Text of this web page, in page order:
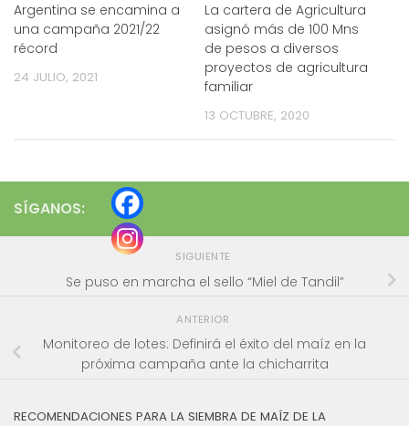
Argentina se encamina a
una campaña 2021/22
récord
24 JULIO, 2021
La cartera de Agricultura
asignó más de 100 Mns
de pesos a diversos
proyectos de agricultura
familiar
13 OCTUBRE, 2020
SÍGANOS:
SIGUIENTE
Se puso en marcha el sello “Miel de Tandil”
ANTERIOR
Monitoreo de lotes: Definirá el éxito del maíz en la
próxima campaña ante la chicharrita
RECOMENDACIONES PARA LA SIEMBRA DE MAÍZ DE LA